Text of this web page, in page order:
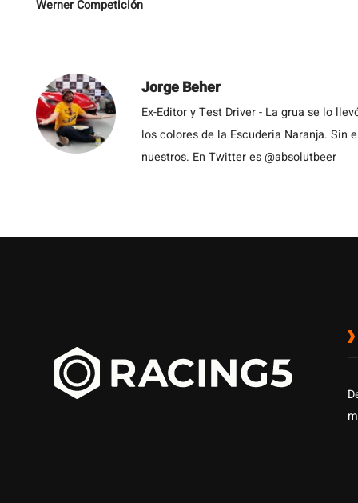
Werner Competición
Jorge Beher
Ex-Editor y Test Driver - La grua se lo
los colores de la Escuderia Naranja. Sin
nuestros. En Twitter es @absolutbeer